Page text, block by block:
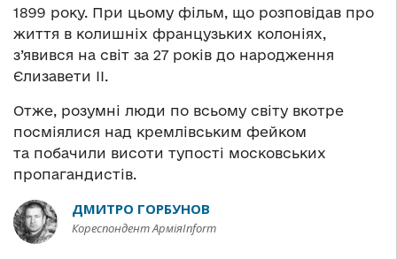
1899 року. При цьому фільм, що розповідав про
життя в колишніх французьких колоніях,
з’явився на світ за 27 років до народження
Єлизавети ІІ.
Отже, розумні люди по всьому світу вкотре
посміялися над кремлівським фейком
та побачили висоти тупості московських
пропагандистів.
ДМИТРО ГОРБУНОВ
Кореспондент АрміяInform